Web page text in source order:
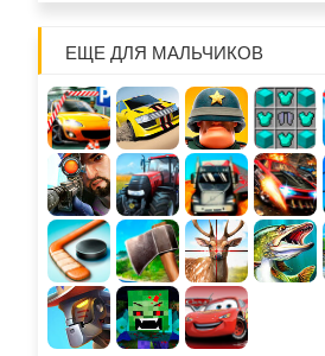
ЕЩЕ ДЛЯ МАЛЬЧИКОВ